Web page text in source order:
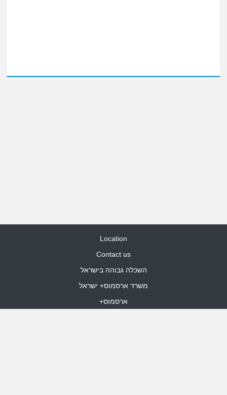
Location
Contact us
השכלה גבוהה בישראל
משרד ארסמוס+ ישראל
ארסמוס+